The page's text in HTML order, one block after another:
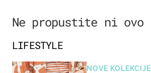
Ne propustite ni ovo
LIFESTYLE
NOVE KOLEKCIJE